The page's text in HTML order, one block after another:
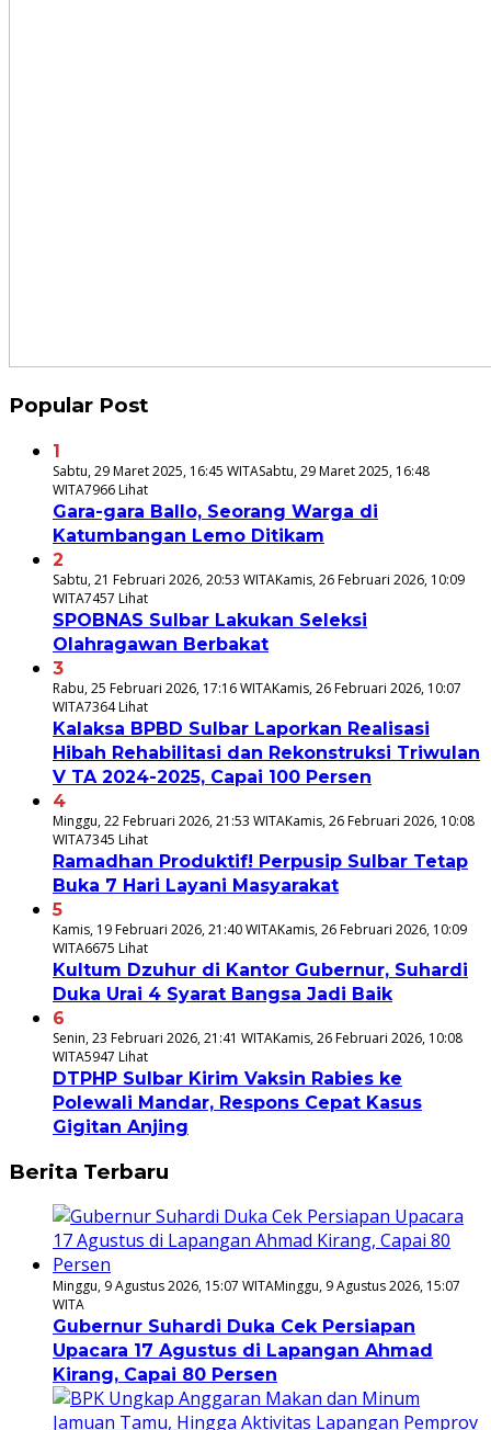
Popular Post
1
Sabtu, 29 Maret 2025, 16:45 WITASabtu, 29 Maret 2025, 16:48
WITA7966 Lihat
Gara-gara Ballo, Seorang Warga di
Katumbangan Lemo Ditikam
2
Sabtu, 21 Februari 2026, 20:53 WITAKamis, 26 Februari 2026, 10:09
WITA7457 Lihat
SPOBNAS Sulbar Lakukan Seleksi
Olahragawan Berbakat
3
Rabu, 25 Februari 2026, 17:16 WITAKamis, 26 Februari 2026, 10:07
WITA7364 Lihat
Kalaksa BPBD Sulbar Laporkan Realisasi
Hibah Rehabilitasi dan Rekonstruksi Triwulan
V TA 2024-2025, Capai 100 Persen
4
Minggu, 22 Februari 2026, 21:53 WITAKamis, 26 Februari 2026, 10:08
WITA7345 Lihat
Ramadhan Produktif! Perpusip Sulbar Tetap
Buka 7 Hari Layani Masyarakat
5
Kamis, 19 Februari 2026, 21:40 WITAKamis, 26 Februari 2026, 10:09
WITA6675 Lihat
Kultum Dzuhur di Kantor Gubernur, Suhardi
Duka Urai 4 Syarat Bangsa Jadi Baik
6
Senin, 23 Februari 2026, 21:41 WITAKamis, 26 Februari 2026, 10:08
WITA5947 Lihat
DTPHP Sulbar Kirim Vaksin Rabies ke
Polewali Mandar, Respons Cepat Kasus
Gigitan Anjing
Berita Terbaru
Minggu, 9 Agustus 2026, 15:07 WITAMinggu, 9 Agustus 2026, 15:07
WITA
Gubernur Suhardi Duka Cek Persiapan
Upacara 17 Agustus di Lapangan Ahmad
Kirang, Capai 80 Persen